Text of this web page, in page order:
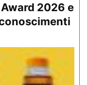
2026 e